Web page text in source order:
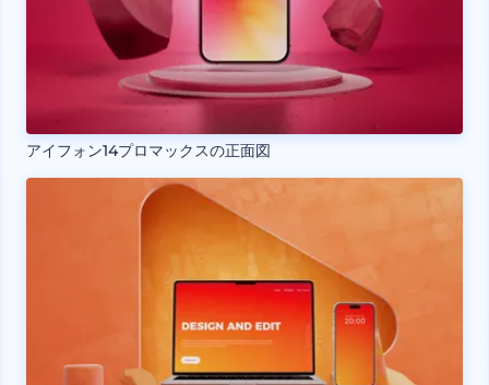
アイフォン14プロマックスの正面図